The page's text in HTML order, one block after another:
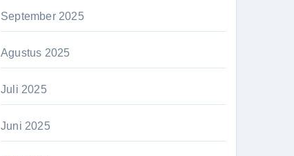
September 2025
Agustus 2025
Juli 2025
Juni 2025